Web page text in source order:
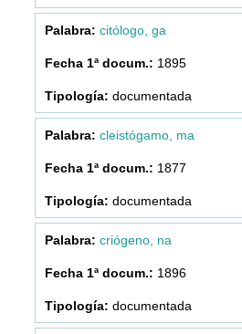
citólogo, ga
1895
documentada
cleistógamo, ma
1877
documentada
criógeno, na
1896
documentada